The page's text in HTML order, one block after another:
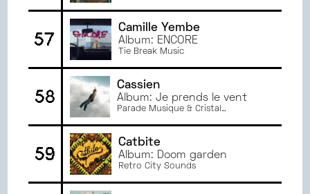
57
Camille Yembe
Album: ENCORE
Tie Break Music
58
Cassien
Album: Je prends le vent
Parade Musique & Cristal
59
Catbite
Album: Doom garden
Retro City Sounds